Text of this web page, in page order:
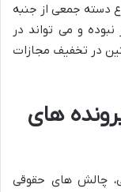
دسته جمعی از جنبه
و می تواند در
در تخفیف مجازات
های
چالش های حقوقی